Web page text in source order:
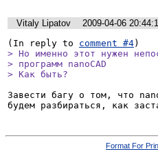
Vitaly Lipatov
2009-04-06
(In reply to comment #4
> Но именно этот нужен
> программ nanoCAD
> Как быть?
Завести багу о том, что
Format For